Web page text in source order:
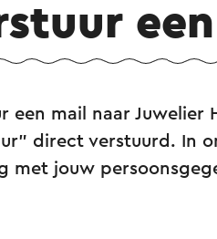
een mail naar
direct verstuurd. In
met jouw